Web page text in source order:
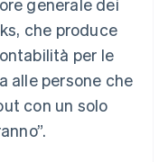
che produce
per le
alle persone che
con un solo